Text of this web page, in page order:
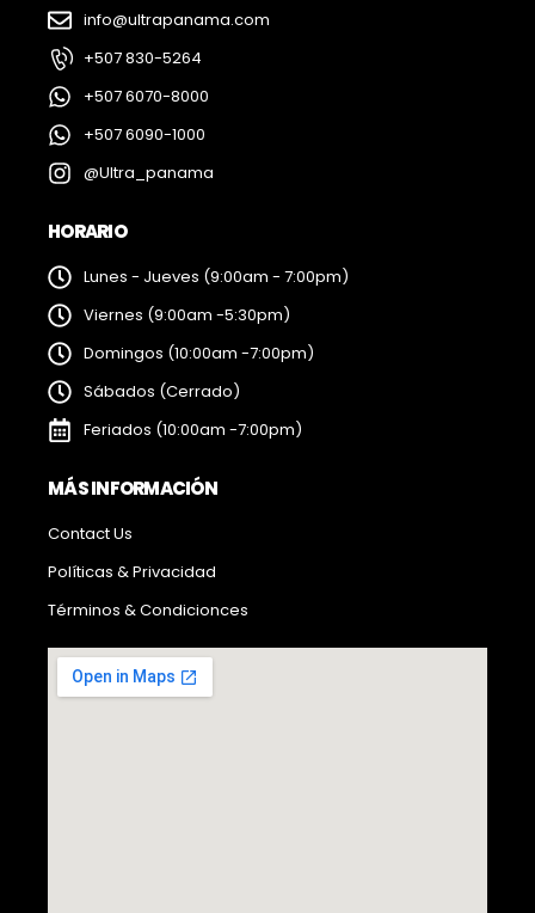
info@ultrapanama.com
+507 830-5264
+507 6070-8000
+507 6090-1000
@Ultra_panama
HORARIO
Lunes - Jueves (9:00am - 7:00pm)
Viernes (9:00am -5:30pm)
Domingos (10:00am -7:00pm)
Sábados (Cerrado)
Feriados (10:00am -7:00pm)
MÁS INFORMACIÓN
Contact Us
Políticas & Privacidad
Términos & Condicionces